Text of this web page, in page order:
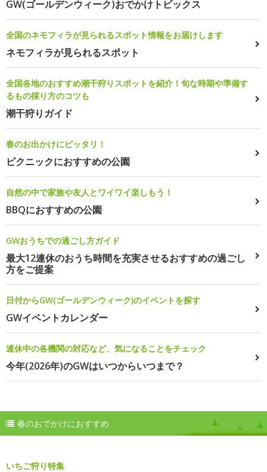
GW(ゴールデンウィーク)おでかけトピックス
全国のネモフィラが見られるスポット情報をお届けします
ネモフィラが見られるスポット
全国各地のおすすめ潮干狩りスポットを紹介！旬な時期や準備す
るもの採り方のコツも
潮干狩りガイド
春のお出かけにピッタリ！
ピクニックにおすすめの公園
自然の中で家族や友人とワイワイ楽しもう！
BBQにおすすめの公園
GWおうちでの過ごし方ガイド
最大12連休のおうち時間を充実させるおすすめの過ごし
方をご提案
日付からGW(ゴールデンウィーク)のイベントを探す
GWイベントカレンダー
連休中の各機関の対応など、気になることをチェック
今年(2026年)のGWはいつからいつまで？
春のおでかけにおすすめ
いちご狩り特集